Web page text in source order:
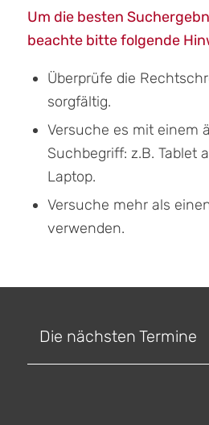
Um die besten
beachte bitte folgende
Überprüfe die
sorgfältig.
Versuche es mit einem
Suchbegriff: z.B. Tablet
Laptop.
Versuche mehr als
verwenden.
Die nächsten Termine